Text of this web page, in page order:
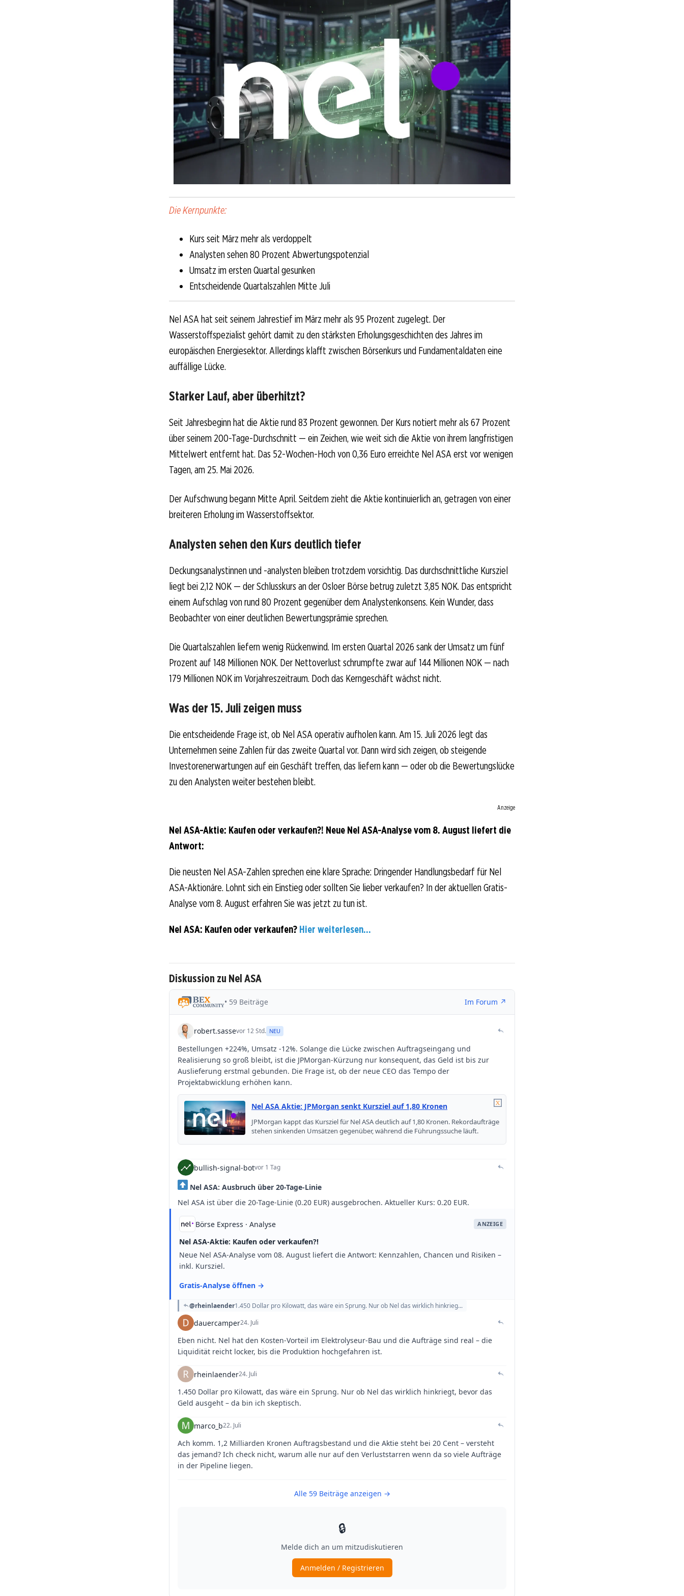
Die Kernpunkte:
Kurs seit März mehr als verdoppelt
Analysten sehen 80 Prozent Abwertungspotenzial
Umsatz im ersten Quartal gesunken
Entscheidende Quartalszahlen Mitte Juli
Nel ASA hat seit seinem Jahrestief im März mehr als 95 Prozent zugelegt. Der
Wasserstoffspezialist gehört damit zu den stärksten Erholungsgeschichten des Jahres im
europäischen Energiesektor. Allerdings klafft zwischen Börsenkurs und Fundamentaldaten eine
auffällige Lücke.
Starker Lauf, aber überhitzt?
Seit Jahresbeginn hat die Aktie rund 83 Prozent gewonnen. Der Kurs notiert mehr als 67 Prozent
über seinem 200-Tage-Durchschnitt — ein Zeichen, wie weit sich die Aktie von ihrem langfristigen
Mittelwert entfernt hat. Das 52-Wochen-Hoch von 0,36 Euro erreichte Nel ASA erst vor wenigen
Tagen, am 25. Mai 2026.
Der Aufschwung begann Mitte April. Seitdem zieht die Aktie kontinuierlich an, getragen von einer
breiteren Erholung im Wasserstoffsektor.
Analysten sehen den Kurs deutlich tiefer
Deckungsanalystinnen und -analysten bleiben trotzdem vorsichtig. Das durchschnittliche Kursziel
liegt bei 2,12 NOK — der Schlusskurs an der Osloer Börse betrug zuletzt 3,85 NOK. Das entspricht
einem Aufschlag von rund 80 Prozent gegenüber dem Analystenkonsens. Kein Wunder, dass
Beobachter von einer deutlichen Bewertungsprämie sprechen.
Die Quartalszahlen liefern wenig Rückenwind. Im ersten Quartal 2026 sank der Umsatz um fünf
Prozent auf 148 Millionen NOK. Der Nettoverlust schrumpfte zwar auf 144 Millionen NOK — nach
179 Millionen NOK im Vorjahreszeitraum. Doch das Kerngeschäft wächst nicht.
Was der 15. Juli zeigen muss
Die entscheidende Frage ist, ob Nel ASA operativ aufholen kann. Am 15. Juli 2026 legt das
Unternehmen seine Zahlen für das zweite Quartal vor. Dann wird sich zeigen, ob steigende
Investorenerwartungen auf ein Geschäft treffen, das liefern kann — oder ob die Bewertungslücke
zu den Analysten weiter bestehen bleibt.
Anzeige
Nel ASA-Aktie: Kaufen oder verkaufen?! Neue Nel ASA-Analyse vom 8. August liefert die
Antwort:
Die neusten Nel ASA-Zahlen sprechen eine klare Sprache: Dringender Handlungsbedarf für Nel
ASA-Aktionäre. Lohnt sich ein Einstieg oder sollten Sie lieber verkaufen? In der aktuellen Gratis-
Analyse vom 8. August erfahren Sie was jetzt zu tun ist.
Nel ASA: Kaufen oder verkaufen? Hier weiterlesen...
Diskussion zu Nel ASA